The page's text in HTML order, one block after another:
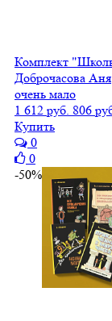
Комплект
Доброчасова Аня
очень мало
1 612 руб. 806
Купить
0
0
-50%